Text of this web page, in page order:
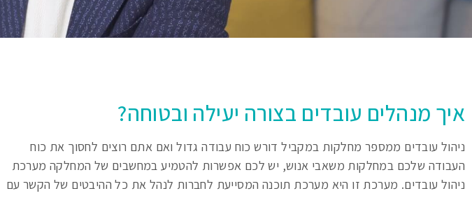
איך מנהלים עובדים בצורה יעילה ובטוחה?
ניהול עובדים ממספר מחלקות במקביל דורש כוח עבודה גדול ואם אתם רוצים לחסוך את כוח
העבודה שלכם במחלקות משאבי אנוש, יש לכם אפשרות להטמיע במחשבים של המחלקה מערכת
ניהול עובדים. מערכת זו היא מערכת תוכנה המסייעת לחברות לנהל את כל ההיבטים של הקשר עם